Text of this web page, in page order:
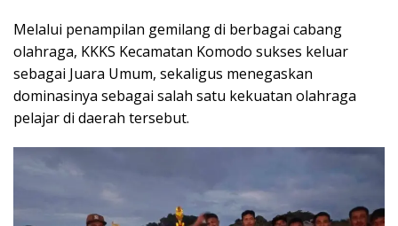
Melalui penampilan gemilang di berbagai cabang
olahraga, KKKS Kecamatan Komodo sukses keluar
sebagai Juara Umum, sekaligus menegaskan
dominasinya sebagai salah satu kekuatan olahraga
pelajar di daerah tersebut.